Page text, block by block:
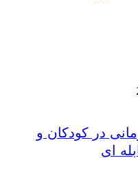
در کودکان و
ای